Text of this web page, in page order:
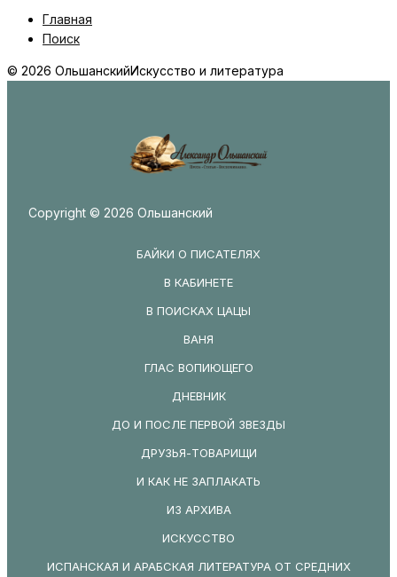
Главная
Поиск
© 2026 ОльшанскийИскусство и литература
Copyright © 2026 Ольшанский
БАЙКИ О ПИСАТЕЛЯХ
В КАБИНЕТЕ
В ПОИСКАХ ЦАЦЫ
ВАНЯ
ГЛАС ВОПИЮЩЕГО
ДНЕВНИК
ДО И ПОСЛЕ ПЕРВОЙ ЗВЕЗДЫ
ДРУЗЬЯ-ТОВАРИЩИ
И КАК НЕ ЗАПЛАКАТЬ
ИЗ АРХИВА
ИСКУССТВО
ИСПАНСКАЯ И АРАБСКАЯ ЛИТЕРАТУРА ОТ СРЕДНИХ